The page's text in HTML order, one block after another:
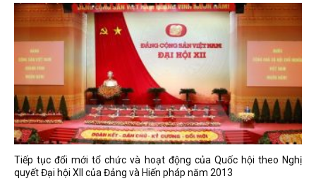
Tiếp tục đổi mới tổ chức và hoạt động của Quốc hội theo Nghị
quyết Đại hội XII của Đảng và Hiến pháp năm 2013